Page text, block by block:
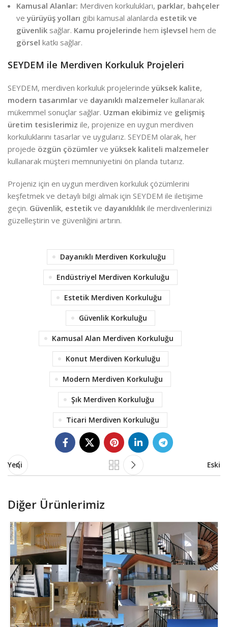
Kamusal Alanlar: Merdiven korkulukları, parklar, bahçeler
ve yürüyüş yolları gibi kamusal alanlarda estetik ve
güvenlik sağlar. Kamu projelerinde hem işlevsel hem de
görsel katkı sağlar.
SEYDEM ile Merdiven Korkuluk Projeleri
SEYDEM, merdiven korkuluk projelerinde yüksek kalite,
modern tasarımlar ve dayanıklı malzemeler kullanarak
mükemmel sonuçlar sağlar. Uzman ekibimiz ve gelişmiş
üretim tesislerimiz ile, projenize en uygun merdiven
korkuluklarını tasarlar ve uygularız. SEYDEM olarak, her
projede özgün çözümler ve yüksek kaliteli malzemeler
kullanarak müşteri memnuniyetini ön planda tutarız.
Projeniz için en uygun merdiven korkuluk çözümlerini
keşfetmek ve detaylı bilgi almak için SEYDEM ile iletişime
geçin. Güvenlik, estetik ve dayanıklılık ile merdivenlerinizi
güzelleştirin ve güvenliğini artırın.
Dayanıklı Merdiven Korkuluğu
Endüstriyel Merdiven Korkuluğu
Estetik Merdiven Korkuluğu
Güvenlik Korkuluğu
Kamusal Alan Merdiven Korkuluğu
Konut Merdiven Korkuluğu
Modern Merdiven Korkuluğu
Şık Merdiven Korkuluğu
Ticari Merdiven Korkuluğu
Yeni Eski
Diğer Ürünlerimiz